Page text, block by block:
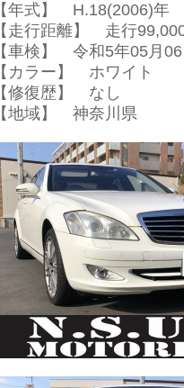
【年式】 H.18(2006)年
【走行距離】 走行
【車検】 令和5年05月
【カラー】 ホワイト
【修復歴】 なし
【地域】 神奈川県